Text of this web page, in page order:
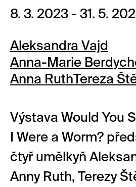
8. 3. 2023 - 31. 5.
Aleksandra Vajd
Anna-Marie
Anna RuthTereza
Výstava Would You
I Were a Worm?
čtyř umělkyň
Anny Ruth, Terezy